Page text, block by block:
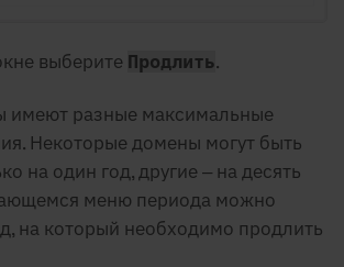
выберите Продлить.
имеют разные максимальные
Некоторые домены могут быть
на один год, другие – на десять
меню периода можно
на который необходимо продлить